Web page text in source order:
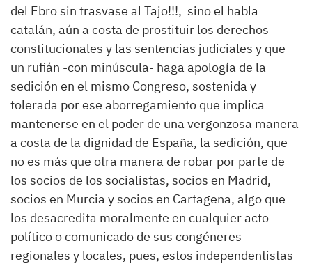
del Ebro sin trasvase al Tajo!!!, sino el habla
catalán, aún a costa de prostituir los derechos
constitucionales y las sentencias judiciales y que
un rufián -con minúscula- haga apología de la
sedición en el mismo Congreso, sostenida y
tolerada por ese aborregamiento que implica
mantenerse en el poder de una vergonzosa manera
a costa de la dignidad de España, la sedición, que
no es más que otra manera de robar por parte de
los socios de los socialistas, socios en Madrid,
socios en Murcia y socios en Cartagena, algo que
los desacredita moralmente en cualquier acto
político o comunicado de sus congéneres
regionales y locales, pues, estos independentistas